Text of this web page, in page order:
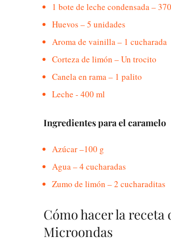
1 bote de leche condensada –
Huevos – 5 unidades
Aroma de vainilla – 1 cucharada
Corteza de limón – Un trocito
Canela en rama – 1 palito
Leche - 400 ml
Ingredientes para el caramelo
Azúcar –100 g
Agua – 4 cucharadas
Zumo de limón – 2 cucharaditas
Cómo hacer la receta
Microondas